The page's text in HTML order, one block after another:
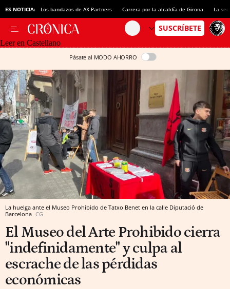
ES NOTICIA: Los bandazos de AX Partners Carrera por la alcaldía de Girona La
Leer en Castellano
Pásate al MODO AHORRO
La huelga ante el Museo Prohibido de Tatxo Benet en la calle Diputació de
Barcelona CG
El Museo del Arte Prohibido cierra
"indefinidamente" y culpa al
escrache de las pérdidas
económicas